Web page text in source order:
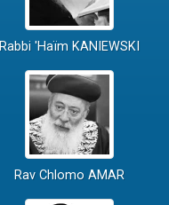
Rabbi 'Haïm KANIEWSKI
Rav Chlomo AMAR